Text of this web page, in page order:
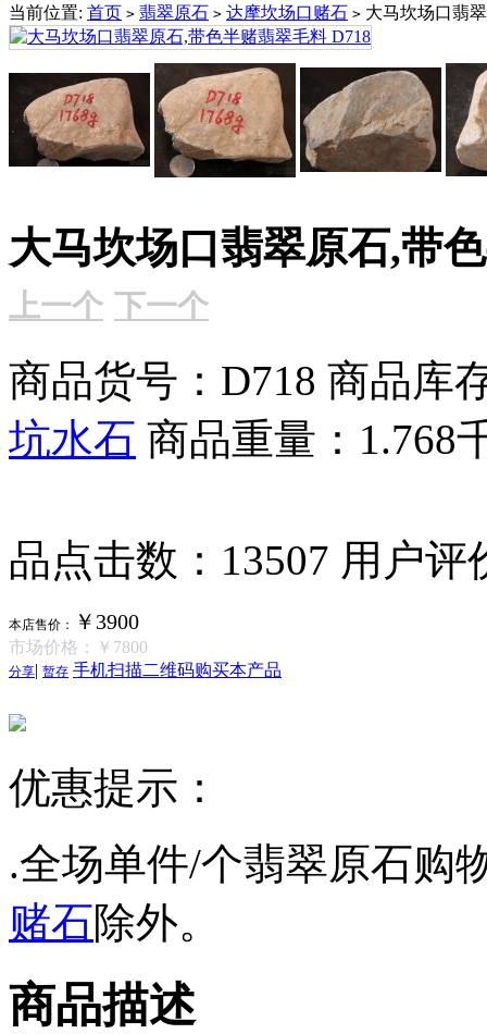
当前位置: 首页 > 翡翠原石 > 达摩坎场口赌石 > 大马坎场口翡
大马坎场口翡翠原石,带
上一个 下一个
商品货号：D718 商品库
坑水石 商品重量：1.768
品点击数：13507 用户评
本店售价： ￥3900
市场价格： ￥7800
分享| 暂存 手机扫描二维码购买本产品
优惠提示：
.全场单件/个翡翠原石购
赌石除外。
商品描述